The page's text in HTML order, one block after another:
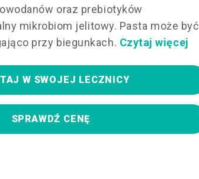
oraz prebiotyków
mikrobiom jelitowy. Pasta może być
przy biegunkach. Czytaj więcej
W SWOJEJ LECZNICY
SPRAWDŹ CENĘ